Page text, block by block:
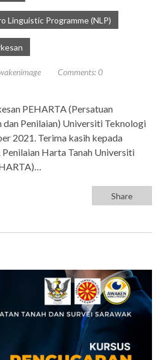
Linguistic Programme (NLP)
Comments:0
PEHARTA (Persatuan
dan Penilaian) Universiti Teknologi
2021. Terima kasih kepada
Penilaian Harta Tanah Universiti
Share